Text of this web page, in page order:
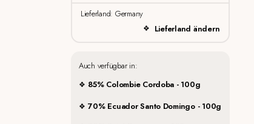
Lieferland: Germany
Lieferland ändern
Auch verfügbar in:
85% Colombie Cordoba - 100g
70% Ecuador Santo Domingo - 100g